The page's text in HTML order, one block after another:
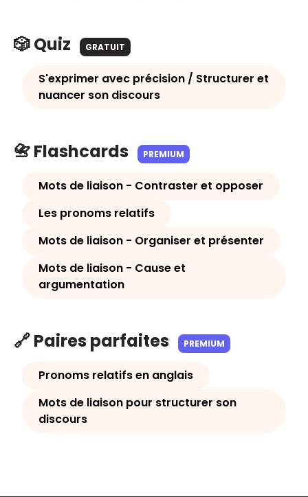
🎲 Quiz GRATUIT
S'exprimer avec précision / Structurer et
nuancer son discours
📇 Flashcards PREMIUM
Mots de liaison - Contraster et opposer
Les pronoms relatifs
Mots de liaison - Organiser et présenter
Mots de liaison - Cause et
argumentation
🔗 Paires parfaites PREMIUM
Pronoms relatifs en anglais
Mots de liaison pour structurer son
discours